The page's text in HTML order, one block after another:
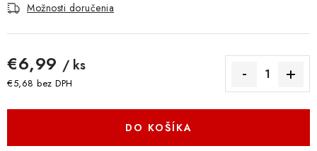
Možnosti doručenia
€6,99 / ks
€5,68 bez DPH
DO KOŠÍKA